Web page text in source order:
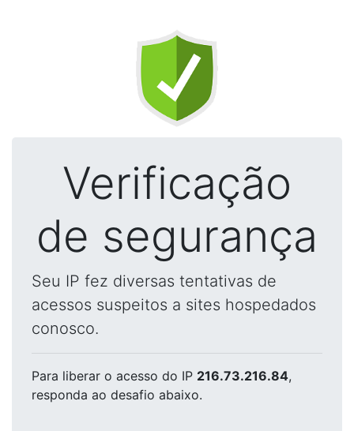
Verificação
de segurança
Seu IP fez diversas tentativas de
acessos suspeitos a sites hospedados
conosco.
Para liberar o acesso do IP 216.73.216.84,
responda ao desafio abaixo.